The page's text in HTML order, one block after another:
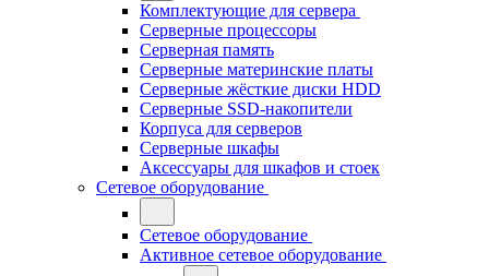
Комплектующие для сервера
Серверные процессоры
Серверная память
Серверные материнские платы
Серверные жёсткие диски HDD
Серверные SSD-накопители
Корпуса для серверов
Серверные шкафы
Аксессуары для шкафов и стоек
Сетевое оборудование
Сетевое оборудование
Активное сетевое оборудование